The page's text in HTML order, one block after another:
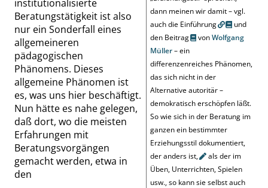
dann meinen wir damit – vgl.
auch die Einführung
und
den Beitrag vonWolfgang
Müller– ein
differenzenreiches Phänomen,
das sich nicht in der
Alternative autoritär –
demokratisch erschöpfen läßt.
So wie sich in der Beratung im
ganzen ein bestimmter
Erziehungsstil dokumentiert,
der anders ist,
als der im
Üben, Unterrichten, Spielen
usw., so kann sie selbst auch
institutionalisierte
Beratungstätigkeit ist also
nur ein Sonderfall eines
allgemeineren
pädagogischen
Phänomens. Dieses
allgemeine Phänomen ist
es, was uns hier beschäftigt.
Nun hätte es nahe gelegen,
daß dort, wo die meisten
Erfahrungen mit
Beratungsvorgängen
gemacht werden, etwa in
den